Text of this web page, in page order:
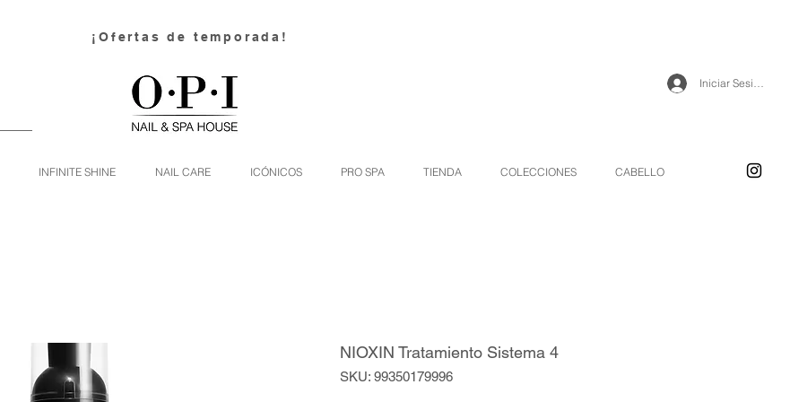
¡Ofertas de temporada!
Iniciar Sesión
INFINITE SHINE NAIL CARE ICÓNICOS PRO SPA TIENDA COLECCIONES CABELLO
NIOXIN Tratamiento Sistema 4
SKU: 99350179996